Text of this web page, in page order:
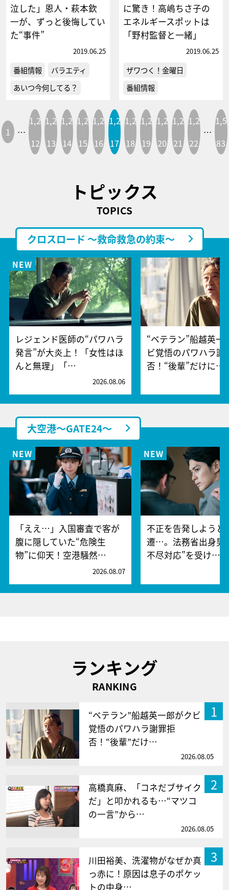
泣した」恩人・萩本欽
一が、ずっと後悔してい
た“事件”
2019.06.25
番組情報
バラエティ
あいつ今何してる？
に驚き！高嶋ちさ子の
エネルギースポットは
「野村監督と一緒」
2019.06.25
ザワつく！金曜日
番組情報
1 …
1,2
12
1,2
13
1,2
14
1,2
15
1,2
16
1,2
17
1,2
18
1,2
19
1,2
20
1,2
21
1,2
22
…
1,5
83
トピックス
TOPICS
クロスロード ～救命救急の約束～
レジェンド医師の“パワハラ
発言”が大炎上！「女性はほ
んと無理」「…
2026.08.06
“ベテラン”船越英一
ビ覚悟のパワハラ謝
否！“後輩”だけに…
大空港～GATE24～
「ええ…」入国審査で客が
腹に隠していた“危険生
物”に仰天！空港騒然…
2026.08.07
不正を告発しようと
遷…。法務省出身男
不尽対応”を受け…
ランキング
RANKING
1
“ベテラン”船越英一郎がクビ
覚悟のパワハラ謝罪拒
否！“後輩”だけ…
2026.08.05
2
高橋真麻、「コネだブサイク
だ」と叩かれるも…“マツコ
の一言”から…
2026.08.05
3
川田裕美、洗濯物がなぜか真
っ赤に！原因は息子のポケッ
トの中身…